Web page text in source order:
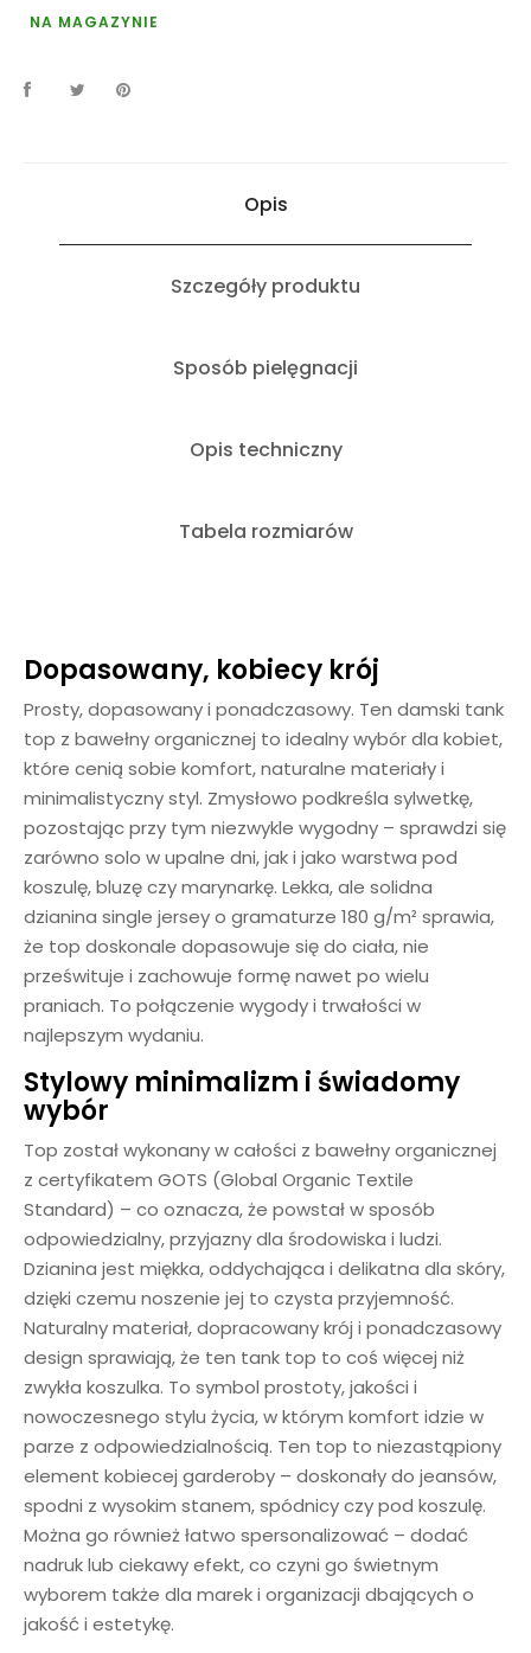
NA MAGAZYNIE
Opis
Szczegóły produktu
Sposób pielęgnacji
Opis techniczny
Tabela rozmiarów
Dopasowany, kobiecy krój
Prosty, dopasowany i ponadczasowy. Ten damski tank
top z bawełny organicznej to idealny wybór dla kobiet,
które cenią sobie komfort, naturalne materiały i
minimalistyczny styl. Zmysłowo podkreśla sylwetkę,
pozostając przy tym niezwykle wygodny – sprawdzi się
zarówno solo w upalne dni, jak i jako warstwa pod
koszulę, bluzę czy marynarkę. Lekka, ale solidna
dzianina single jersey o gramaturze 180 g/m² sprawia,
że top doskonale dopasowuje się do ciała, nie
prześwituje i zachowuje formę nawet po wielu
praniach. To połączenie wygody i trwałości w
najlepszym wydaniu.
Stylowy minimalizm i świadomy
wybór
Top został wykonany w całości z bawełny organicznej
z certyfikatem GOTS (Global Organic Textile
Standard) – co oznacza, że powstał w sposób
odpowiedzialny, przyjazny dla środowiska i ludzi.
Dzianina jest miękka, oddychająca i delikatna dla skóry,
dzięki czemu noszenie jej to czysta przyjemność.
Naturalny materiał, dopracowany krój i ponadczasowy
design sprawiają, że ten tank top to coś więcej niż
zwykła koszulka. To symbol prostoty, jakości i
nowoczesnego stylu życia, w którym komfort idzie w
parze z odpowiedzialnością. Ten top to niezastąpiony
element kobiecej garderoby – doskonały do jeansów,
spodni z wysokim stanem, spódnicy czy pod koszulę.
Można go również łatwo spersonalizować – dodać
nadruk lub ciekawy efekt, co czyni go świetnym
wyborem także dla marek i organizacji dbających o
jakość i estetykę.